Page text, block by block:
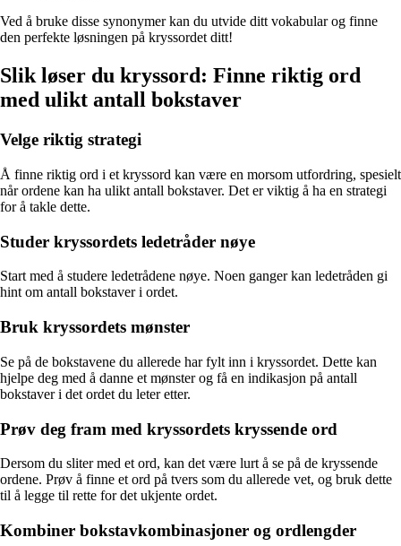
Ved å bruke disse synonymer kan du utvide ditt vokabular og finne
den perfekte løsningen på kryssordet ditt!
Slik løser du kryssord: Finne riktig ord
med ulikt antall bokstaver
Velge riktig strategi
Å finne riktig ord i et kryssord kan være en morsom utfordring, spesielt
når ordene kan ha ulikt antall bokstaver. Det er viktig å ha en strategi
for å takle dette.
Studer kryssordets ledetråder nøye
Start med å studere ledetrådene nøye. Noen ganger kan ledetråden gi
hint om antall bokstaver i ordet.
Bruk kryssordets mønster
Se på de bokstavene du allerede har fylt inn i kryssordet. Dette kan
hjelpe deg med å danne et mønster og få en indikasjon på antall
bokstaver i det ordet du leter etter.
Prøv deg fram med kryssordets kryssende ord
Dersom du sliter med et ord, kan det være lurt å se på de kryssende
ordene. Prøv å finne et ord på tvers som du allerede vet, og bruk dette
til å legge til rette for det ukjente ordet.
Kombiner bokstavkombinasjoner og ordlengder